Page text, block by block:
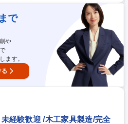
家具施工管理 ■仕様書や図面の確認、積算
管理業務 ■各現場の職人や協力会社の手
■現場における安全管理、品質管理、コス
場スタッフやゼネコン等顧客との仕様変更
属拠点をベースとした担当管轄エリア内
で
や
ます。
未経験歓迎 /木工家具製造/完全